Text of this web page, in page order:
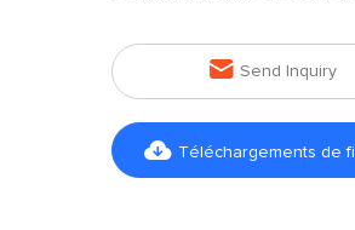
 Send Inquiry
 Téléchargements de